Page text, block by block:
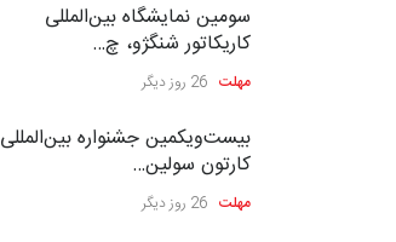
سومین نمایشگاه بین‌المللی
کاریکاتور شنگژو، چ…
مهلت 26 روز دیگر
بیست‌و‌یکمین جشنواره بین‌المللی
کارتون سولین…
مهلت 26 روز دیگر